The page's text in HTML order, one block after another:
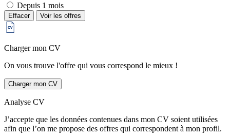
Depuis 1 mois
Effacer Voir les offres
Charger mon CV
On vous trouve l'offre qui vous correspond le mieux !
Charger mon CV
Analyse CV
J’accepte que les données contenues dans mon CV soient utilisées
afin que l’on me propose des offres qui correspondent à mon profil.